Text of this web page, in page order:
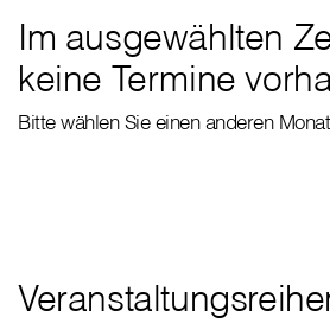
Im ausgewählten
keine Termine
Bitte wählen Sie einen anderen